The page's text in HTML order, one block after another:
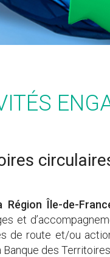
Région Île-de-
et
route et/ou
des